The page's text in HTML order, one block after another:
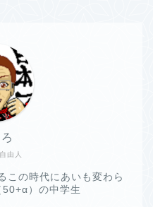
由人
この時代にあいも変わら
）の中学生